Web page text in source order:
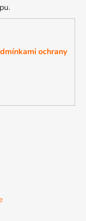
ochrany